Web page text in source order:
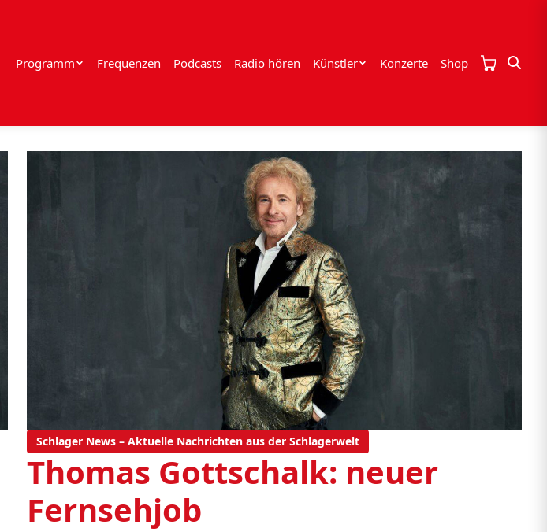
Programm Frequenzen Podcasts Radio hören Künstler Konzerte Shop
Schlager News – Aktuelle Nachrichten aus der Schlagerwelt
Thomas Gottschalk: neuer
Fernsehjob